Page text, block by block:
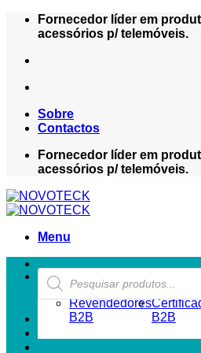
Skip
Fornecedor líder em
acessórios p/ telemóveis.
Sobre
Contactos
Fornecedor líder em
acessórios p/ telemóveis.
Menu
Products
search
ZONA REVENDEDOR-B2B
Revendedores
B2B
B2B